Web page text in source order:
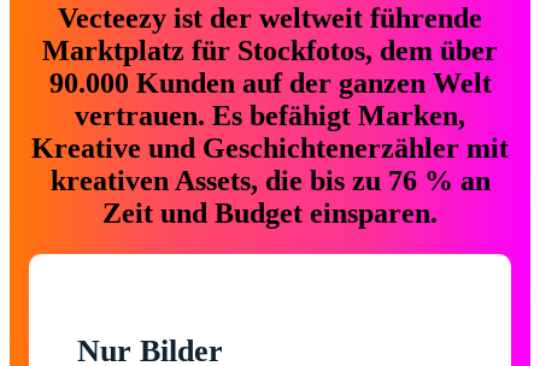
Vecteezy ist der weltweit führende
Marktplatz für Stockfotos, dem über
90.000 Kunden auf der ganzen Welt
vertrauen. Es befähigt Marken,
Kreative und Geschichtenerzähler mit
kreativen Assets, die bis zu 76 % an
Zeit und Budget einsparen.
Nur Bilder